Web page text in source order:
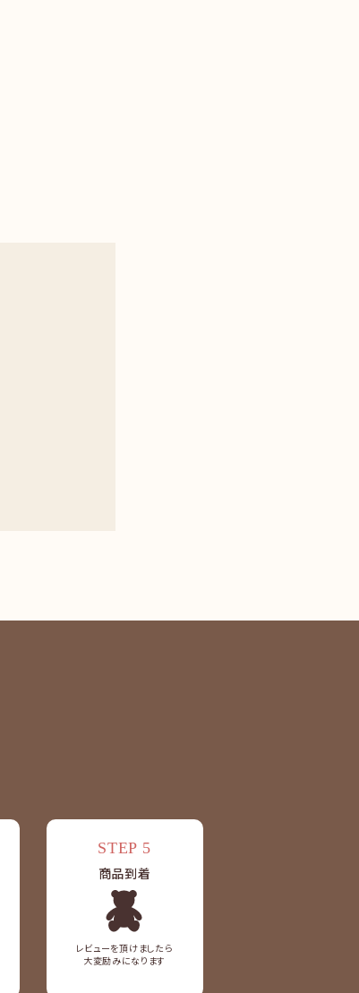
STEP 5
商品到着
レビューを頂けましたら
大変励みになります